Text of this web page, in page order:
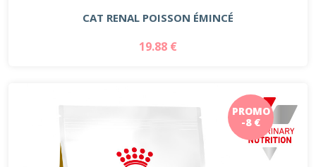
CAT RENAL POISSON ÉMINCÉ
19.88 €
PROMO
-8 €